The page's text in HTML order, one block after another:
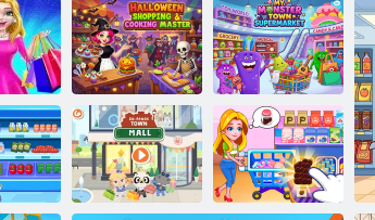
Helovino
pirkinių ir
maisto
gaminimo
meistras
Mano Monster
Town prekybos
centras